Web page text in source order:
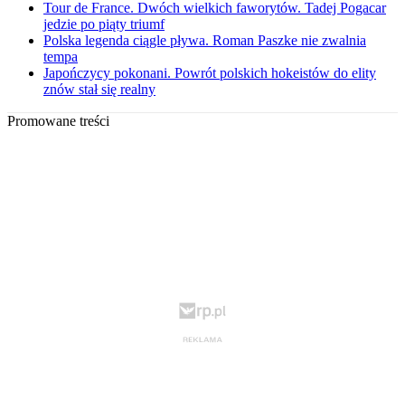
Tour de France. Dwóch wielkich faworytów. Tadej Pogacar
jedzie po piąty triumf
Polska legenda ciągle pływa. Roman Paszke nie zwalnia
tempa
Japończycy pokonani. Powrót polskich hokeistów do elity
znów stał się realny
Promowane treści